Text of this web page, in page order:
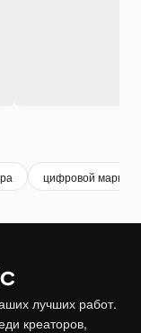
цифровой
лучших работ.
креаторов,